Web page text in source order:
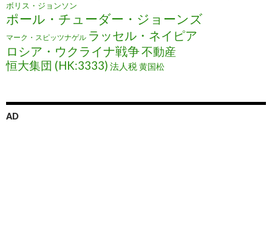
ボリス・ジョンソン
ポール・チューダー・ジョーンズ
マーク・スピッツナゲル ラッセル・ネイピア
ロシア・ウクライナ戦争不動産
恒大集団 (HK:3333) 法人税黄国松
AD